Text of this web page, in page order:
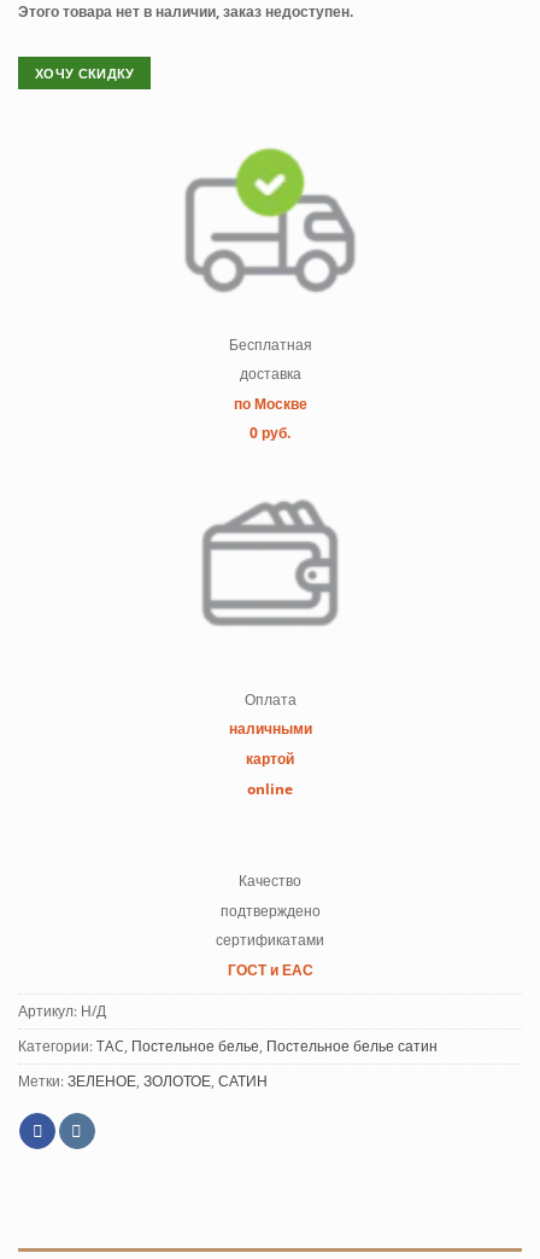
Этого товара нет в наличии, заказ недоступен.
ХОЧУ СКИДКУ
Бесплатная
доставка
по Москве
0 руб.
Оплата
наличными
картой
online
Качество
подтверждено
сертификатами
ГОСТ и ЕАС
Артикул: Н/Д
Категории: TAC, Постельное белье, Постельное белье сатин
Метки: ЗЕЛЕНОЕ, ЗОЛОТОЕ, САТИН